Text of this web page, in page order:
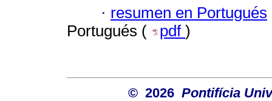
· resumen en Portugués
Portugués (
pdf )
© 2026 Pontifícia